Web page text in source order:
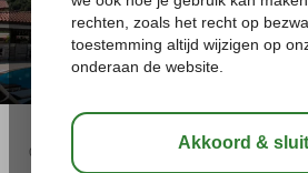
03:30 aug 33°C